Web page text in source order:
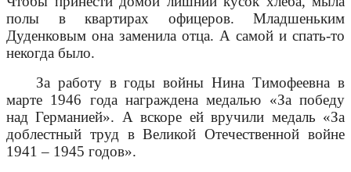
полы в квартирах офицеров. Младшеньким
Дуденковым она заменила отца. А самой и спать-то
некогда было.
За работу в годы войны Нина Тимофеевна в
марте 1946 года награждена медалью «За победу
над Германией». А вскоре ей вручили медаль «За
доблестный труд в Великой Отечественной войне
1941 – 1945 годов».